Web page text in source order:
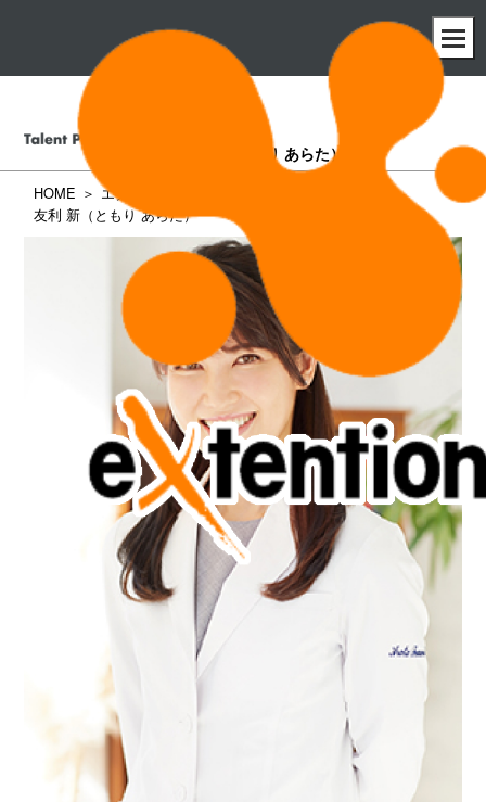
（ともり あらた）
HOME
エクステンション所属タレント一覧
友利 新（ともり あらた）